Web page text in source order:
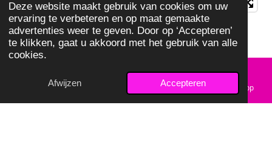
Deze website maakt gebruik van cookies om uw
ervaring te verbeteren en op maat gemaakte
advertenties weer te geven. Door op ‘Accepteren’
te klikken, gaat u akkoord met het gebruik van alle
cookies.
Afwijzen Accepteren
E-mailadres Kaart WhatsApp